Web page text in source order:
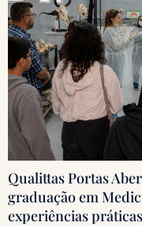
Qualittas Portas
graduação em
experiências práticas